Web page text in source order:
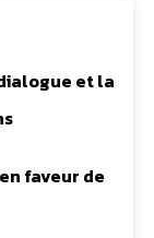
et la
faveur de